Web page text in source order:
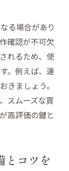
しく解説
イント紹介
に注目
ための方
する方法
順とは
る場合があり
確認が不可欠
れるため、使
。例えば、運
きましょう。
スムーズな買
高評価の鍵と
とコツを